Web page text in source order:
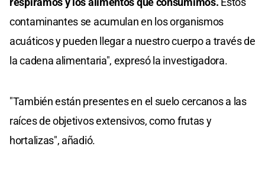
contaminantes se acumulan en los organismos
acuáticos y pueden llegar a nuestro cuerpo a través de
la cadena alimentaria", expresó la investigadora.
"También están presentes en el suelo cercanos a las
raíces de objetivos extensivos, como frutas y
hortalizas", añadió.